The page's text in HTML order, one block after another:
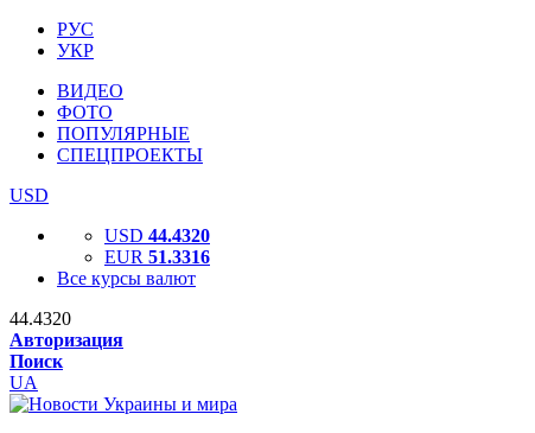
РУС
УКР
ВИДЕО
ФОТО
ПОПУЛЯРНЫЕ
СПЕЦПРОЕКТЫ
USD
USD 44.4320
EUR 51.3316
Все курсы валют
44.4320
Авторизация
Поиск
UA